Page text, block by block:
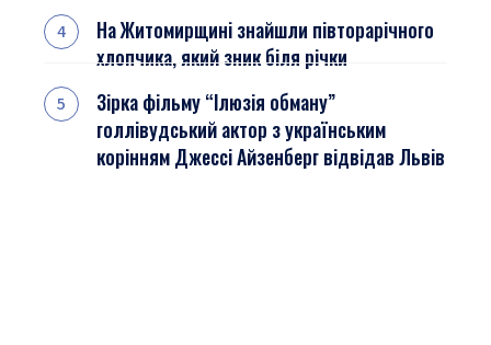
На Житомирщині знайшли півторарічного
хлопчика, який зник біля річки
Зірка фільму “Ілюзія обману”
голлівудський актор з українським
корінням Джессі Айзенберг відвідав Львів